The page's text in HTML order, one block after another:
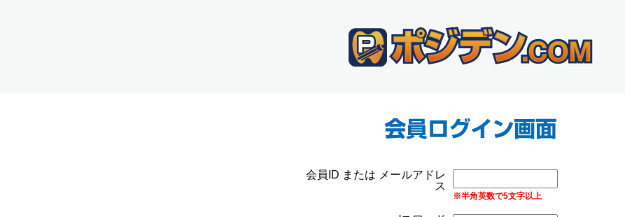
会員ID または メールアドレ
ス
※半角英数で5文字以上